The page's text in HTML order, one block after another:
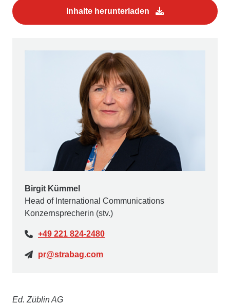
Inhalte herunterladen
Birgit Kümmel
Head of International Communications
Konzernsprecherin (stv.)
+49 221 824-2480
pr@strabag.com
Ed. Züblin AG